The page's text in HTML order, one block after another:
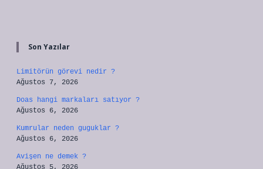
Son Yazılar
Limitörün görevi nedir ?
Ağustos 7, 2026
Doas hangi markaları satıyor ?
Ağustos 6, 2026
Kumrular neden guguklar ?
Ağustos 6, 2026
Avişen ne demek ?
Ağustos 5, 2026